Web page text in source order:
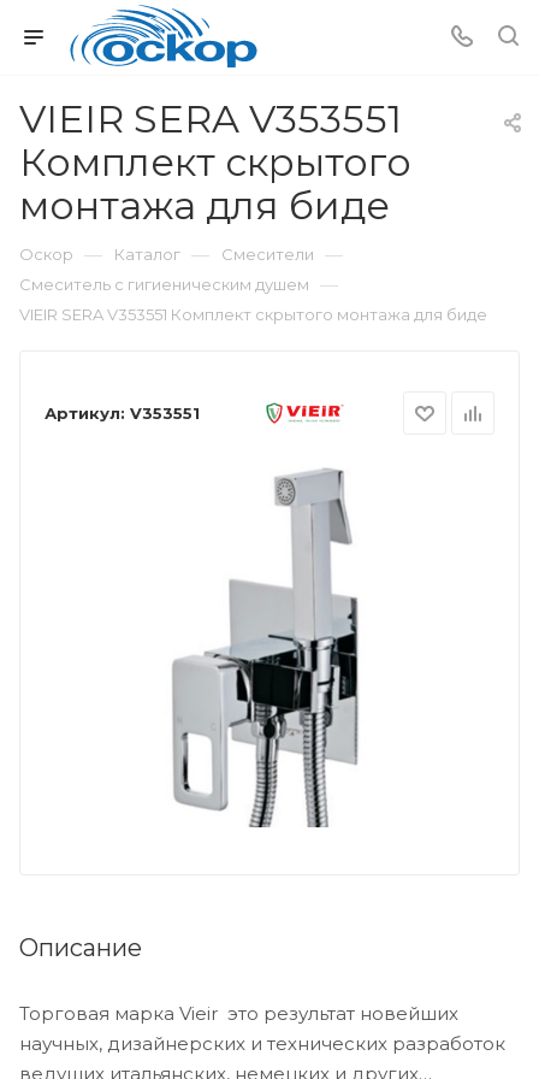
VIEIR SERA V353551
Комплект скрытого
монтажа для биде
Оскор — Каталог — Смесители —
Смеситель с гигиеническим душем —
VIEIR SERA V353551 Комплект скрытого монтажа для биде
Артикул: V353551
Описание
Торговая марка Vieir это результат новейших
научных, дизайнерских и технических разработок
ведущих итальянских, немецких и других